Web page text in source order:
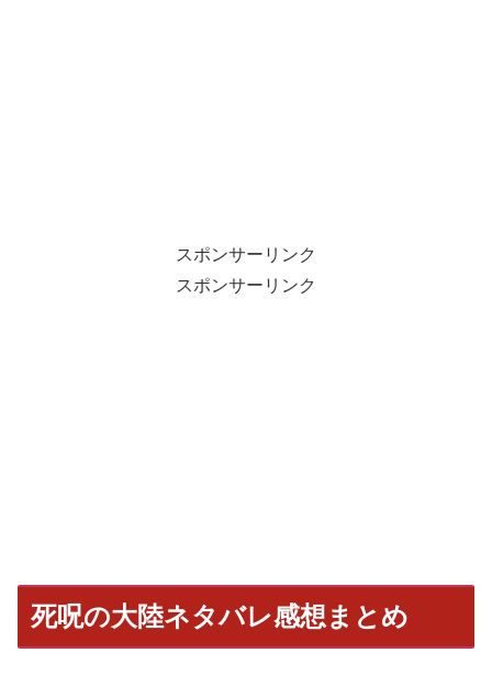
スポンサーリンク
スポンサーリンク
死呪の大陸ネタバレ感想まとめ